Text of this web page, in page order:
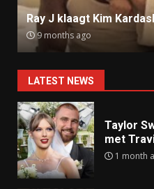
Ray J klaagt Kim
9 months ago
LATEST NEWS
Taylor
met
1 month